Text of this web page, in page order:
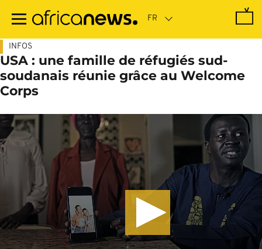
contenu
INFOS
USA : une famille de réfugiés sud-
soudanais réunie grâce au Welcome
Corps